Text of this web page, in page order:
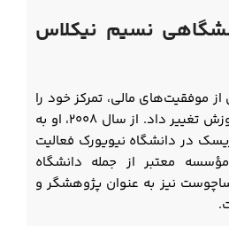
نسیم نیکلاس
موفقیت‌های مالی، تمرکز خود را
به تحقیقات ریاضی و آموزش تغییر داد. از سال ۲۰۰۸، او به
در دانشگاه نیویورک فعالیت
معتبر از جمله دانشگاه
نیز به عنوان پژوهشگر و